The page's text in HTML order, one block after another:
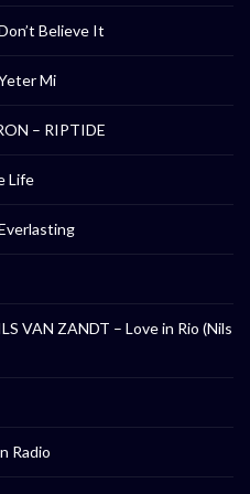
Believe It
Mi
– RIPTIDE
Life
VAN ZANDT – Love in Rio (Nils
Radio